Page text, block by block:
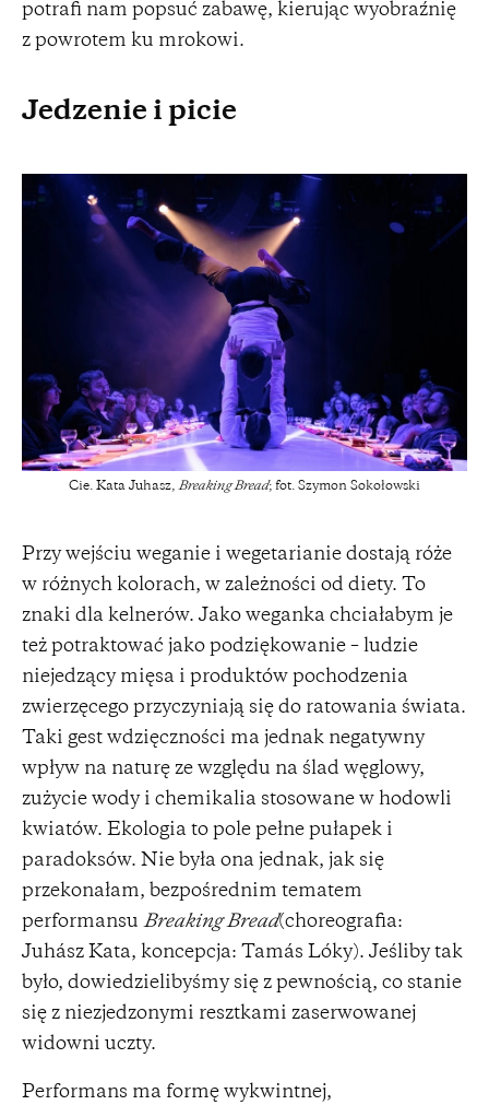
potrafi nam popsuć zabawę, kierując wyobraźnię
z powrotem ku mrokowi.
Jedzenie i picie
Cie. Kata Juhasz, Breaking Bread; fot. Szymon Sokołowski
Przy wejściu weganie i wegetarianie dostają róże
w różnych kolorach, w zależności od diety. To
znaki dla kelnerów. Jako weganka chciałabym je
też potraktować jako podziękowanie – ludzie
niejedzący mięsa i produktów pochodzenia
zwierzęcego przyczyniają się do ratowania świata.
Taki gest wdzięczności ma jednak negatywny
wpływ na naturę ze względu na ślad węglowy,
zużycie wody i chemikalia stosowane w hodowli
kwiatów. Ekologia to pole pełne pułapek i
paradoksów. Nie była ona jednak, jak się
przekonałam, bezpośrednim tematem
performansu Breaking Bread(choreografia:
Juhász Kata, koncepcja: Tamás Lóky). Jeśliby tak
było, dowiedzielibyśmy się z pewnością, co stanie
się z niezjedzonymi resztkami zaserwowanej
widowni uczty.
Performans ma formę wykwintnej,